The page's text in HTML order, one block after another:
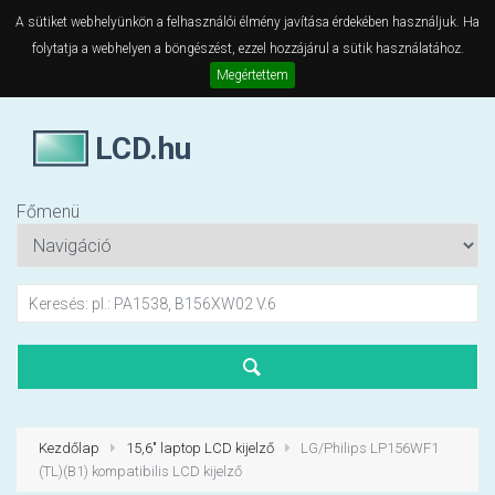
A sütiket webhelyünkön a felhasználói élmény javítása érdekében használjuk. Ha
folytatja a webhelyen a böngészést, ezzel hozzájárul a sütik használatához.
Megértettem
LCD.hu
Főmenü
Kezdőlap 15,6" laptop LCD kijelző
LG/Philips LP156WF1
(TL)(B1) kompatibilis LCD kijelző